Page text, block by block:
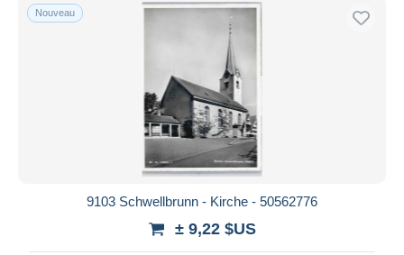
Nouveau
9103 Schwellbrunn - Kirche - 50562776
± 9,22 $US